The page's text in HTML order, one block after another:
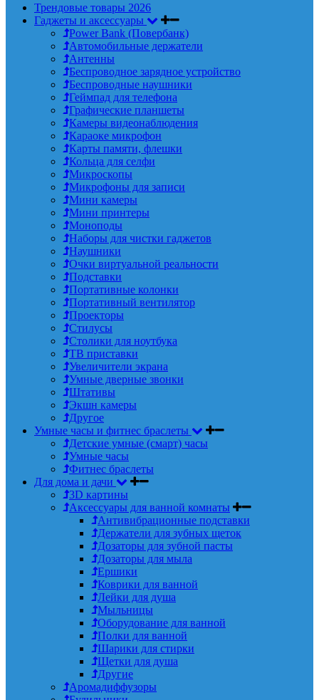
Трендовые товары 2026
Гаджеты и аксессуары
Power Bank (Повербанк)
Автомобильные держатели
Антенны
Беспроводное зарядное устройство
Беспроводные наушники
Геймпад для телефона
Графические планшеты
Камеры видеонаблюдения
Караоке микрофон
Карты памяти, флешки
Кольца для селфи
Микроскопы
Микрофоны для записи
Мини камеры
Мини принтеры
Моноподы
Наборы для чистки гаджетов
Наушники
Очки виртуальной реальности
Подставки
Портативные колонки
Портативный вентилятор
Проекторы
Стилусы
Столики для ноутбука
ТВ приставки
Увеличители экрана
Умные дверные звонки
Штативы
Экшн камеры
Другое
Умные часы и фитнес браслеты
Детские умные (смарт) часы
Умные часы
Фитнес браслеты
Для дома и дачи
3D картины
Аксессуары для ванной комнаты
Антивибрационные подставки
Держатели для зубных щеток
Дозаторы для зубной пасты
Дозаторы для мыла
Ершики
Коврики для ванной
Лейки для душа
Мыльницы
Оборудование для ванной
Полки для ванной
Шарики для стирки
Щетки для душа
Другие
Аромадиффузоры